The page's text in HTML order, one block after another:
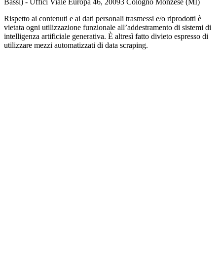
Rispetto ai contenuti e ai dati personali trasmessi e/o riprodotti è
vietata ogni utilizzazione funzionale all’addestramento di sistemi di
intelligenza artificiale generativa. È altresì fatto divieto espresso di
utilizzare mezzi automatizzati di data scraping.